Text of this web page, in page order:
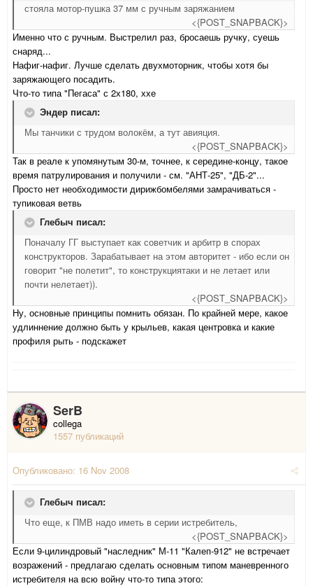
стояла мотор-пушка 37 мм с ручным заряжанием
<{POST_SNAPBACK}>
Именно что с ручным. Выстрелил раз, бросаешь ручку, суешь
снаряд...
Нафиг-нафиг. Лучше сделать двухмоторник, чтобы хотя бы
заряжающего посадить.
Что-то типа "Пегаса" с 2х180, ххе
Эндер писал:
Мы танчики с трудом волокём, а тут авияция.
<{POST_SNAPBACK}>
Так в реале к упомянутым 30-м, точнее, к середине-концу, такое
время патрулирования и получили - см. "АНТ-25", "ДБ-2"...
Просто нет необходимости дирижбомбелями замрачиваться -
тупиковая ветвь
Глебыч писал:
Поначалу ГГ выступает как советчик и арбитр в спорах
конструкторов. Зарабатывает на этом авторитет - ибо если он
говорит "не полетит", то конструкциятаки и не летает или
почти нелетает)).
<{POST_SNAPBACK}>
Ну, основные принципы помнить обязан. По крайней мере, какое
удлиннение должно быть у крыльев, какая центровка и какие
профиля рыть - подскажет
SerB
collega
1557 публикаций
Опубликовано: 16 Nov 2008
Глебыч писал:
Что еще, к ПМВ надо иметь в серии истребитель,
<{POST_SNAPBACK}>
Если 9-цилиндровый "наследник" М-11 "Калеп-912" не встречает
возражений - предлагаю сделать основным типом маневренного
истребителя на всю войну что-то типа этого: